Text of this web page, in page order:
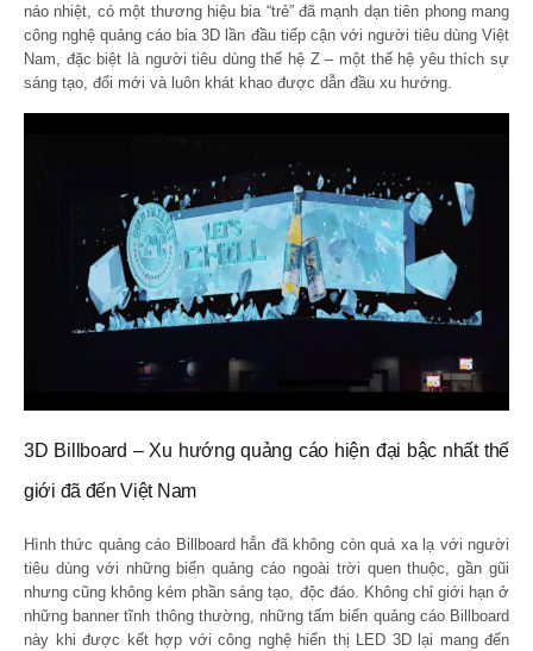
náo nhiệt, có một thương hiệu bia “trẻ” đã mạnh dạn tiên phong mang
công nghệ quảng cáo bia 3D lần đầu tiếp cận với người tiêu dùng Việt
Nam, đặc biệt là người tiêu dùng thế hệ Z – một thế hệ yêu thích sự
sáng tạo, đổi mới và luôn khát khao được dẫn đầu xu hướng.
3D Billboard – Xu hướng quảng cáo hiện đại bậc nhất thế
giới đã đến Việt Nam
Hình thức quảng cáo Billboard hẳn đã không còn quá xa lạ với người
tiêu dùng với những biển quảng cáo ngoài trời quen thuộc, gần gũi
nhưng cũng không kém phần sáng tạo, độc đáo. Không chỉ giới hạn ở
những banner tĩnh thông thường, những tấm biển quảng cáo Billboard
này khi được kết hợp với công nghệ hiển thị LED 3D lại mang đến